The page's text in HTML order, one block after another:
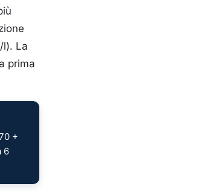
l). La
prima
+
6